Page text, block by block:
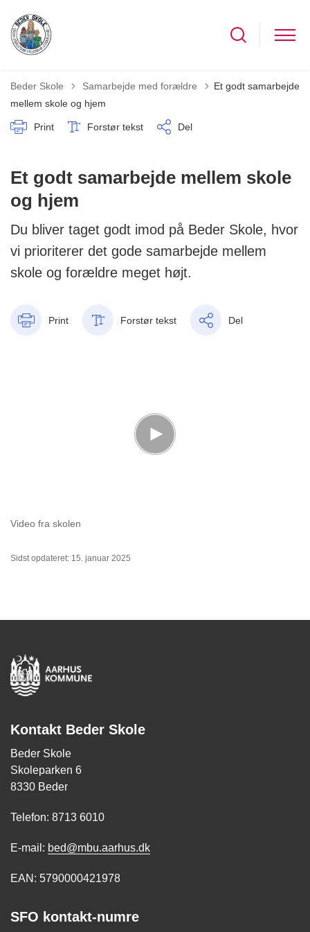
Beder Skole Tilbage til
Samarbejde med forældre
Et godt samarbejde
mellem skole og hjem
Print Forstør tekst Del
Et godt samarbejde mellem skole
og hjem
Du bliver taget godt imod på Beder Skole, hvor
vi prioriterer det gode samarbejde mellem
skole og forældre meget højt.
Print Forstør tekst Del
Video fra skolen
Sidst opdateret: 15. januar 2025
Kontakt Beder Skole
Beder Skole
Skoleparken 6
8330 Beder
Telefon: 8713 6010
E-mail: bed@mbu.aarhus.dk
EAN: 5790000421978
SFO kontakt-numre